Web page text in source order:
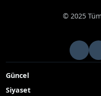
© 2025
Güncel
Siyaset